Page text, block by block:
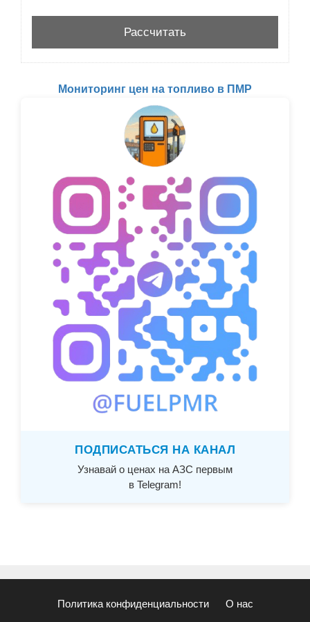
Мониторинг цен на топливо в ПМР
ПОДПИСАТЬСЯ НА КАНАЛ
Узнавай о ценах на АЗС первым
в Telegram!
Политика конфиденциальности О нас